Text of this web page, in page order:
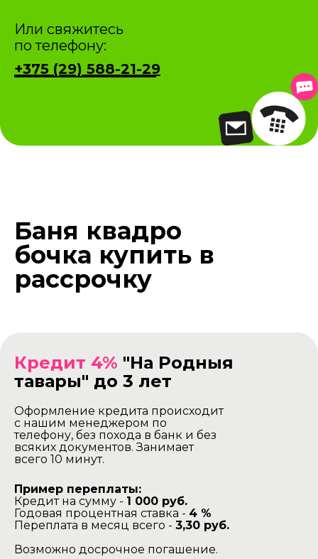
Или свяжитесь
по телефону:
+375 (29) 588-21-29
Баня квадро
бочка купить в
рассрочку
Кредит 4% "На Родныя
тавары" до 3 лет
Оформление кредита происходит
с нашим менеджером по
телефону, без похода в банк и без
всяких документов. Занимает
всего 10 минут.
Пример переплаты:
Кредит на сумму - 1 000 руб.
Годовая процентная ставка - 4 %
Переплата в месяц всего - 3,30 руб.
Возможно досрочное погашение.